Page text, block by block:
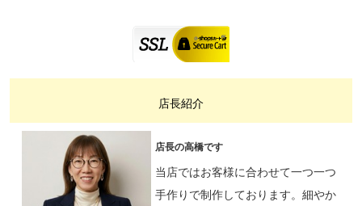
店長紹介
店長の高橋です
当店ではお客様に合わせて一つ一つ
手作りで制作しております。細やか